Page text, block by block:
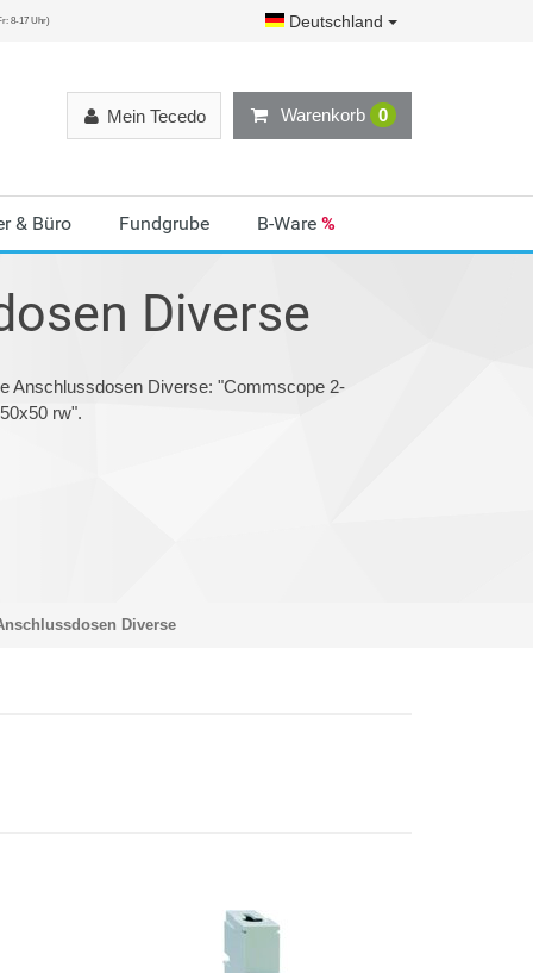
8-17 Uhr) Deutschland
Warenkorb 0
Mein Tecedo
& Büro Fundgrube B-Ware %
Diverse
Anschlussdosen Diverse: "Commscope 2-
rw".
Diverse